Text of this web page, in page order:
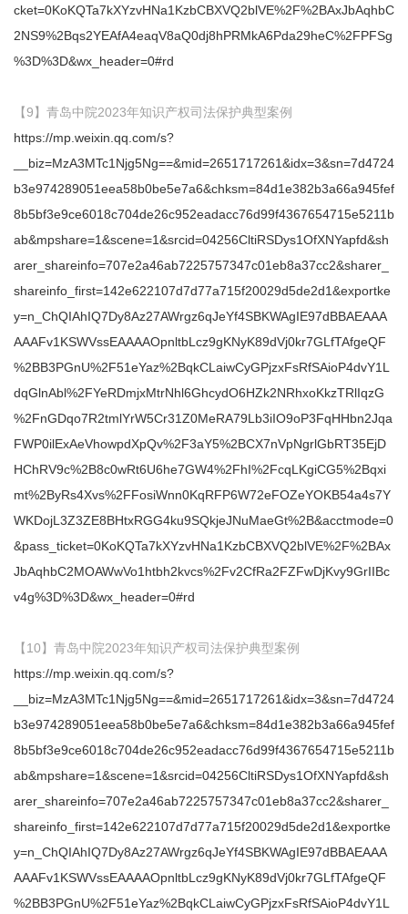
cket=0KoKQTa7kXYzvHNa1KzbCBXVQ2blVE%2F%2BAxJbAqhbC
2NS9%2Bqs2YEAfA4eaqV8aQ0dj8hPRMkA6Pda29heC%2FPFSg
%3D%3D&wx_header=0#rd
【9】青岛中院2023年知识产权司法保护典型案例
https://mp.weixin.qq.com/s?
__biz=MzA3MTc1Njg5Ng==&mid=2651717261&idx=3&sn=7d4724
b3e974289051eea58b0be5e7a6&chksm=84d1e382b3a66a945fef
8b5bf3e9ce6018c704de26c952eadacc76d99f4367654715e5211b
ab&mpshare=1&scene=1&srcid=04256CltiRSDys1OfXNYapfd&sh
arer_shareinfo=707e2a46ab7225757347c01eb8a37cc2&sharer_
shareinfo_first=142e622107d7d77a715f20029d5de2d1&exportke
y=n_ChQIAhIQ7Dy8Az27AWrgz6qJeYf4SBKWAgIE97dBBAEAAA
AAAFv1KSWVssEAAAAOpnltbLcz9gKNyK89dVj0kr7GLfTAfgeQF
%2BB3PGnU%2F51eYaz%2BqkCLaiwCyGPjzxFsRfSAioP4dvY1L
dqGlnAbl%2FYeRDmjxMtrNhl6GhcydO6HZk2NRhxoKkzTRlIqzG
%2FnGDqo7R2tmlYrW5Cr31Z0MeRA79Lb3iIO9oP3FqHHbn2Jqa
FWP0ilExAeVhowpdXpQv%2F3aY5%2BCX7nVpNgrlGbRT35EjD
HChRV9c%2B8c0wRt6U6he7GW4%2FhI%2FcqLKgiCG5%2Bqxi
mt%2ByRs4Xvs%2FFosiWnn0KqRFP6W72eFOZeYOKB54a4s7Y
WKDojL3Z3ZE8BHtxRGG4ku9SQkjeJNuMaeGt%2B&acctmode=0
&pass_ticket=0KoKQTa7kXYzvHNa1KzbCBXVQ2blVE%2F%2BAx
JbAqhbC2MOAWwVo1htbh2kvcs%2Fv2CfRa2FZFwDjKvy9GrIIBc
v4g%3D%3D&wx_header=0#rd
【10】青岛中院2023年知识产权司法保护典型案例
https://mp.weixin.qq.com/s?
__biz=MzA3MTc1Njg5Ng==&mid=2651717261&idx=3&sn=7d4724
b3e974289051eea58b0be5e7a6&chksm=84d1e382b3a66a945fef
8b5bf3e9ce6018c704de26c952eadacc76d99f4367654715e5211b
ab&mpshare=1&scene=1&srcid=04256CltiRSDys1OfXNYapfd&sh
arer_shareinfo=707e2a46ab7225757347c01eb8a37cc2&sharer_
shareinfo_first=142e622107d7d77a715f20029d5de2d1&exportke
y=n_ChQIAhIQ7Dy8Az27AWrgz6qJeYf4SBKWAgIE97dBBAEAAA
AAAFv1KSWVssEAAAAOpnltbLcz9gKNyK89dVj0kr7GLfTAfgeQF
%2BB3PGnU%2F51eYaz%2BqkCLaiwCyGPjzxFsRfSAioP4dvY1L